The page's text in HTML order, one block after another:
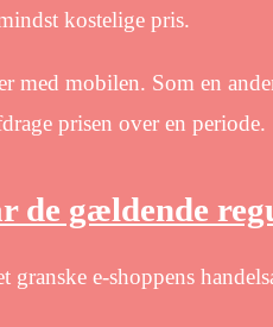
kostelige pris.
med mobilen. Som en
prisen over en periode.
de gældende
e-shoppens